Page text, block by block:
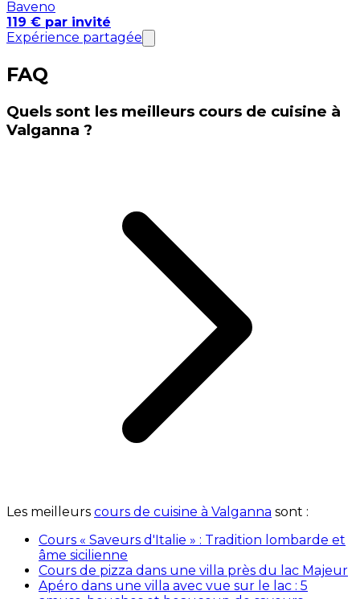
Baveno
119 € par invité
Expérience partagée
FAQ
Quels sont les meilleurs cours de cuisine à
Valganna ?
Les meilleurs cours de cuisine à Valganna sont :
Cours « Saveurs d'Italie » : Tradition lombarde et
âme sicilienne
Cours de pizza dans une villa près du lac Majeur
Apéro dans une villa avec vue sur le lac : 5